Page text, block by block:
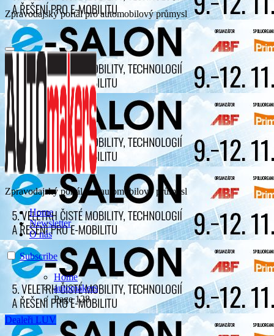
Zpravodajský portál pro automobilový průmysl
Zpravodajský portál pro automobilový průmysl
Home
Newsletter
O nás
Subscribe
Home
automakers
Page 128
Dealeři LUV